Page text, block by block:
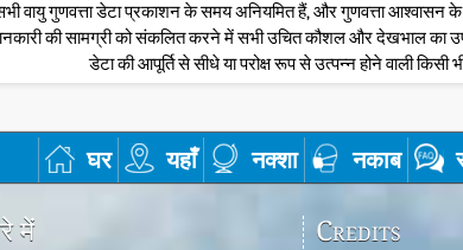
वायु गुणवत्ता डेटा प्रकाशन के समय अनियमित हैं, और गुणवत्ता
की सामग्री को संकलित करने में सभी उचित कौशल और देखभाल का
डेटा की आपूर्ति से सीधे या परोक्ष रूप से उत्पन्न होने वाली किसी
घर यहाँ नक्शा नकाब
में Credits